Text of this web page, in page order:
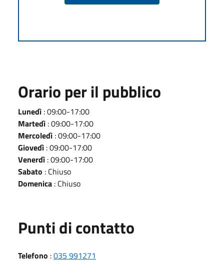
Orario per il pubblico
Lunedì : 09:00-17:00
Martedì : 09:00-17:00
Mercoledì : 09:00-17:00
Giovedì : 09:00-17:00
Venerdì : 09:00-17:00
Sabato : Chiuso
Domenica : Chiuso
Punti di contatto
Telefono :035 991271